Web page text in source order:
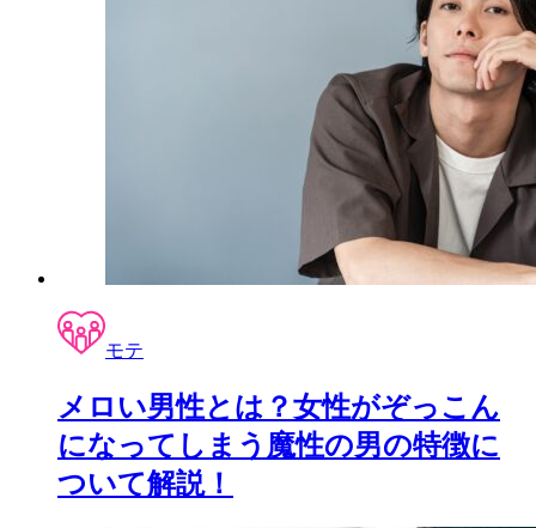
モテ
メロい男性とは？女性がぞっこん
になってしまう魔性の男の特徴に
ついて解説！